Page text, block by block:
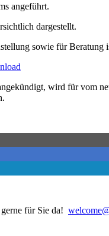
angeführt.
dargestellt.
sowie für
wird für vom
für Sie da!